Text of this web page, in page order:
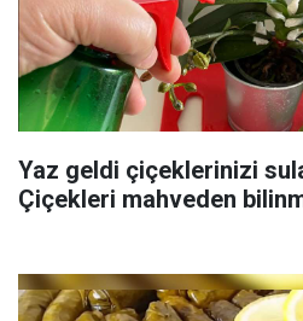
Yaz geldi çiçeklerinizi
Çiçekleri mahveden